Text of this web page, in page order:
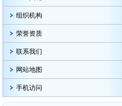
组织机构
荣誉资质
联系我们
网站地图
手机访问